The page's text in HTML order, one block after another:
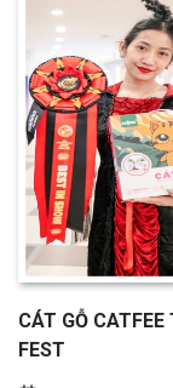
CÁT GỖ
FEST